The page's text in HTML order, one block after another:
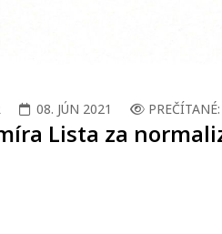
08. JÚN 2021
Lista za